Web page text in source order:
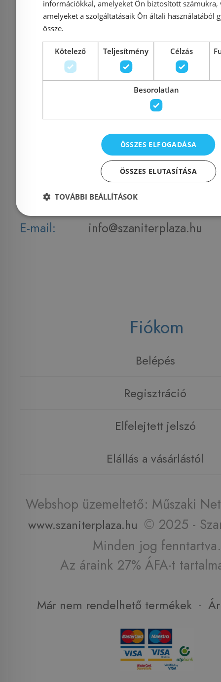
Elérhetőségek
56.
Hétfő - Péntek: 9-17 ::
2026. 08.08. ZÁRVA
Telefon:
E-mail:
info@szaniterplaza.hu
Fiókom
Belépés
Regisztráció
Elfelejtett jelszó
Elállás a vásárlástól
Webshop üzemeltető: Műszaki
www.szaniterplaza.hu © 2025 -
Minden jog fenntartva.
Az áraink 27% ÁFA-t
Már nem rendelhető termékek -
információkkal, amelyeket Ön biztosított számukra,
amelyeket a szolgáltatásaik Ön általi használatából
össze.
Kötelező Teljesítmény Célzás
Besorolatlan
ÖSSZES ELFOGADÁSA
ÖSSZES ELUTASÍTÁSA
TOVÁBBI BEÁLLÍTÁSOK